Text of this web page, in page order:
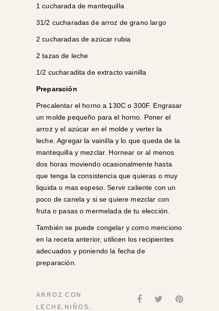
1 cucharada de mantequilla
31/2 cucharadas de arroz de grano largo
2 cucharadas de azúcar rubia
2 tazas de leche
1/2 cucharadita de extracto vainilla
Preparación
Precalentar el horno a 130C o 300F. Engrasar
un molde pequeño para el horno. Poner el
arroz y el azúcar en el molde y verter la
leche. Agregar la vainilla y lo que queda de la
mantequilla y mezclar. Hornear or al menos
dos horas moviendo ocasionalmente hasta
que tenga la consistencia que quieras o muy
liquida o mas espeso. Servir caliente con un
poco de canela y si se quiere mezclar con
fruta o pasas o mermelada de tu elección.
También se puede congelar y como menciono
en la receta anterior, utilicen los recipientes
adecuados y poniendo la fecha de
preparación.
ARROZ CON
LECHE, NIÑOS,